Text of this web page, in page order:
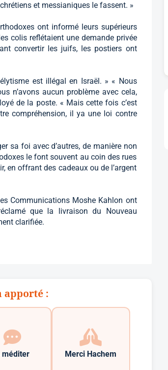
et messianiques le fassent. »
ont informé leurs supérieurs
colis reflétaient une demande privée
convertir les juifs, les postiers ont
est illégal en Israël. » « Nous
n’avons aucun problème avec cela,
de la poste. « Mais cette fois c’est
compréhension, il ya une loi contre
sa foi avec d’autres, de manière non
le font souvent au coin des rues
en offrant des cadeaux ou de l’argent
Communications Moshe Kahlon ont
que la livraison du Nouveau
clarifiée.
apporté :
méditer Merci Hachem